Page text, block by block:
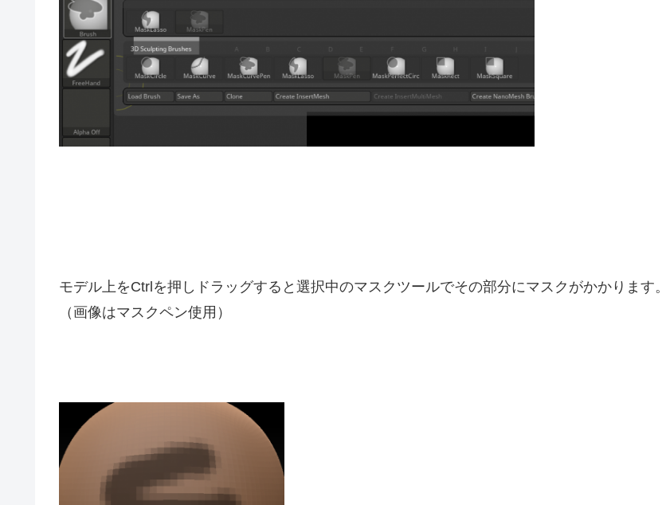
モデル上をCtrlを押しドラッグすると選択中のマスクツールでその部分にマスクがかかります。
（画像はマスクペン使用）